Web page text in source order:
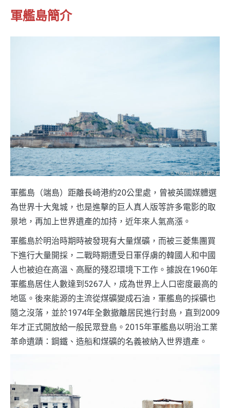
軍艦島簡介
軍艦島（端島）距離長崎港約20公里處，曾被英國媒體選
為世界十大鬼城，也是進擊的巨人真人版等許多電影的取
景地，再加上世界遺產的加持，近年來人氣高漲。
軍艦島於明治時期時被發現有大量煤礦，而被三菱集團買
下進行大量開採，二戰時期遭受日軍俘虜的韓國人和中國
人也被迫在高溫、高壓的殘忍環境下工作。據說在1960年
軍艦島居住人數達到5267人，成為世界上人口密度最高的
地區。後來能源的主流從煤礦變成石油，軍艦島的採礦也
隨之沒落，並於1974年全數撤離居民進行封島，直到2009
年才正式開放給一般民眾登島。2015年軍艦島以明治工業
革命遺蹟：鋼鐵、造船和煤礦的名義被納入世界遺產。